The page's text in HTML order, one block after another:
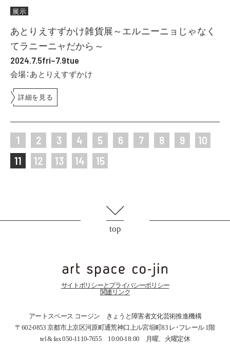
展示
あとりえすずかけ雑貨展～エルニーニョじゃなく
てラニーニャだから～
2024.7.5fri–7.9tue
会場：あとりえすずかけ
詳細を見る
1 2 3 4 5 6 7 8 9
10
11
12 13 14 15
top
サイトポリシーとプライバシーポリシー
関連リンク
アートスペース コージン きょうと障害者文化芸術推進機構
〒602-0853 京都市上京区河原町通荒神口上ル宮垣町83 レ･フレール 1階
tel & fax 050-1110-7655 10:00-18:00 月曜、火曜定休